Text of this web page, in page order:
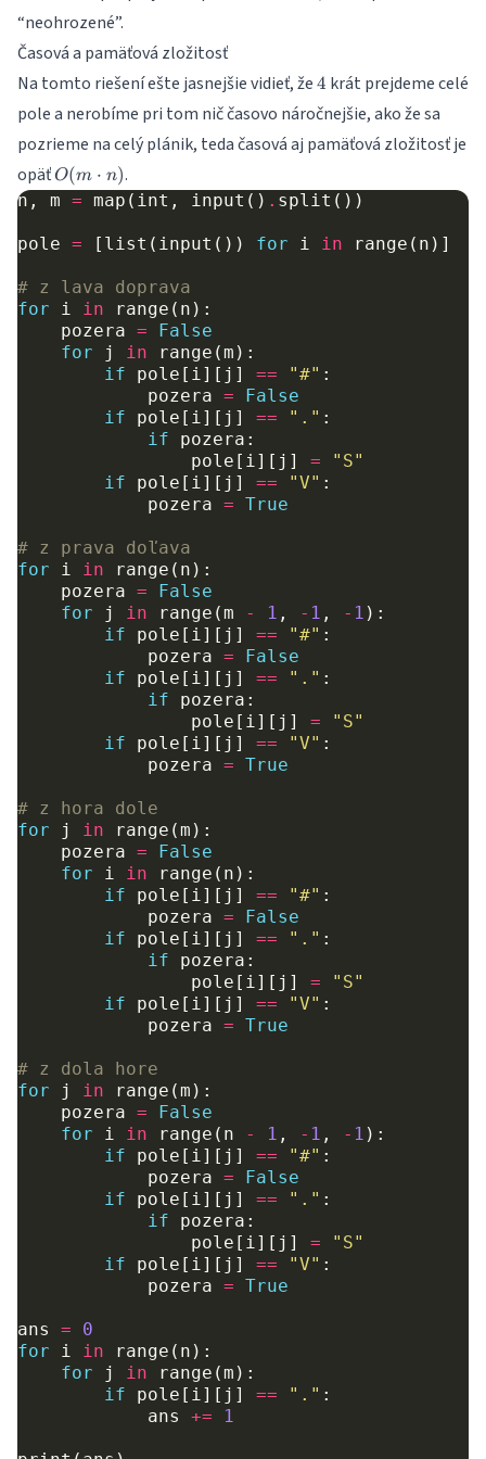
“neohrozené”.
Časová a pamäťová zložitosť
Na tomto riešení ešte jasnejšie vidieť, že 4
4 krát prejdeme celé
pole a nerobíme pri tom nič časovo náročnejšie, ako že sa
pozrieme na celý plánik, teda časová aj pamäťová zložitosť je
opäťO(m\cdot
n)
O(m ⋅ n).
n , m = map ( int , input () . split ())
pole = [ list ( input ()) for i in range ( n )]
# z lava doprava
for
i in range ( n ):
pozera =
False
for
j in range (m ):
if
pole [ i][ j ] == "#" :
pozera =
False
if
pole [ i][ j ] == "." :
if
pozera :
pole [ i][ j ] =
"S"
if
pole [ i][ j ] == "V" :
pozera = True
# z prava doľava
for
i in range ( n ):
pozera =
False
for
j in range (m - 1 , - 1 , - 1 ):
if
pole [ i][ j ] == "#" :
pozera =
False
if
pole [ i][ j ] == "." :
if
pozera :
pole [ i][ j ] =
"S"
if
pole [ i][ j ] == "V" :
pozera = True
# z hora dole
for
j in range (m ):
pozera =
False
for
i in range ( n ):
if
pole [ i][ j ] == "#" :
pozera =
False
if
pole [ i][ j ] == "." :
if
pozera :
pole [ i][ j ] =
"S"
if
pole [ i][ j ] == "V" :
pozera = True
# z dola hore
for
j in range (m ):
pozera =
False
for
i in range ( n - 1 , - 1 , - 1 ):
if
pole [ i][ j ] == "#" :
pozera =
False
if
pole [ i][ j ] == "." :
if
pozera :
pole [ i][ j ] =
"S"
if
pole [ i][ j ] == "V" :
pozera = True
ans =
0
for
i in range ( n ):
for
j in range (m ):
if
pole [ i][ j ] == "." :
ans
+= 1